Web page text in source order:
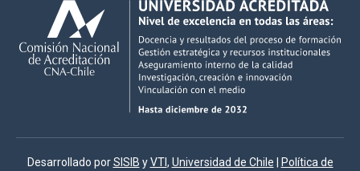
Desarrollado porSISIB yVTI, Universidad de Chile Política de